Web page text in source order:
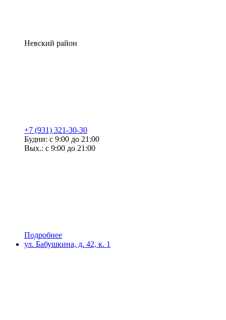
Невский район
+7 (931) 321-30-30
Будни: с 9:00 до 21:00
Вых.: с 9:00 до 21:00
Подробнее
ул. Бабушкина, д. 42, к. 1